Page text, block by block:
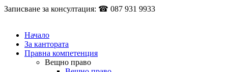
Записване за консултация: ☎ 087 931 9933
Начало
За кантората
Правна компетенция
Вещно право